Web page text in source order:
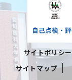
サイトポリシー
サイトマップ